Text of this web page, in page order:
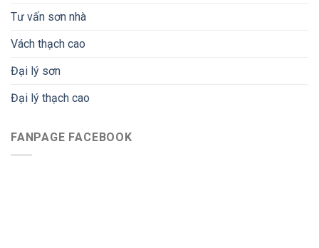
Tư vấn sơn nhà
Vách thạch cao
Đại lý sơn
Đại lý thạch cao
FANPAGE FACEBOOK